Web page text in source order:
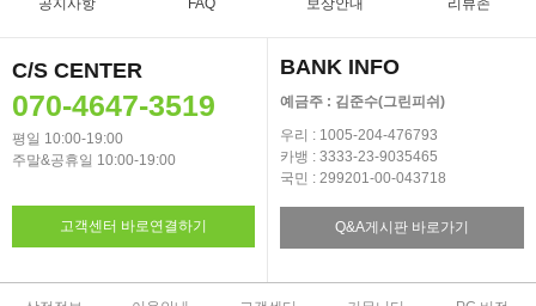
공지사항 FAQ 보상안내 리뷰존
C/S CENTER
070-4647-3519
평일 10:00-19:00
주말&공휴일 10:00-19:00
고객센터 바로연결하기
BANK INFO
예금주 : 김준수(그린피쉬)
우리 : 1005-204-476793
카뱅 : 3333-23-9035465
국민 : 299201-00-043718
Q&A게시판 바로가기